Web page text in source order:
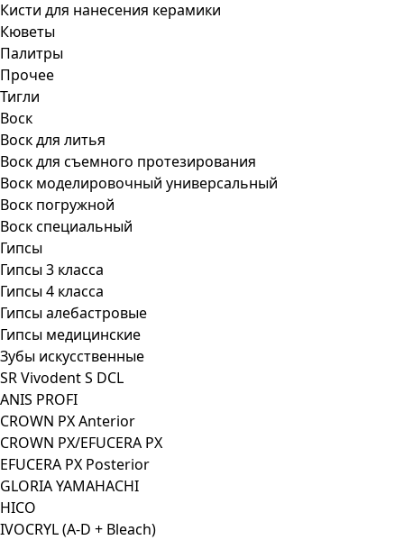
Кисти для нанесения керамики
Кюветы
Палитры
Прочее
Тигли
Воск
Воск для литья
Воск для съемного протезирования
Воск моделировочный универсальный
Воск погружной
Воск специальный
Гипсы
Гипсы 3 класса
Гипсы 4 класса
Гипсы алебастровые
Гипсы медицинские
Зубы искусственные
SR Vivodent S DCL
ANIS PROFI
CROWN PX Anterior
CROWN PX/EFUCERA PX
EFUCERA PX Posterior
GLORIA YAMAHACHI
HICO
IVOCRYL (A-D + Bleach)